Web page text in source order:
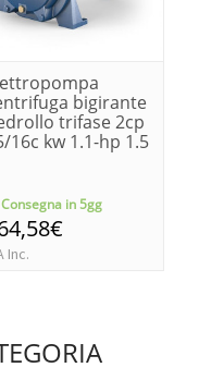
bigirante
trifase 2cp
16c kw 1.1-hp 1.5
Consegna in 5gg
Inc.